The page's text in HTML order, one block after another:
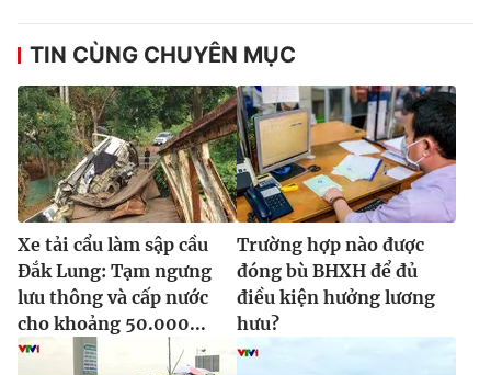
Email:toasoan@vtv.vn
024-7300.7108
TIN CÙNG CHUYÊN MỤC
Xe tải cẩu làm sập cầu
Đắk Lung: Tạm ngưng
lưu thông và cấp nước
cho khoảng 50.000...
Trường hợp nào được
đóng bù BHXH để đủ
điều kiện hưởng lương
hưu?